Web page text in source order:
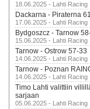
18.06.2025 - Lahti Racing
Dackarna - Piraterna
17.06.2025 - Lahti Racing
Bydgoszcz - Tarnow
15.06.2025 - Lahti Racing
Tarnow - Ostrow 57-33
14.06.2025 - Lahti Racing
Tarnow - Poznan
14.06.2025 - Lahti Racing
Timo Lahti valittiin
sarjaan
05.06.2025 - Lahti Racing